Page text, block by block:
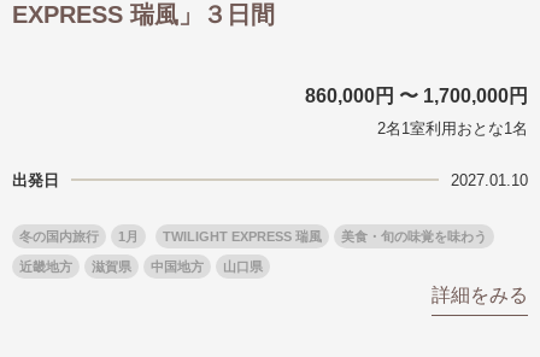
美術鑑賞
名門・名物ホテルに泊まる
リゾート
世界遺産を訪れる
1度は見てみたい遺跡
ラグジュアリーバスでめぐる
TWILIGHT EXPRESS 瑞風
観光列車
島旅
芸術鑑賞（美術、音楽）・講師同行
EXPRESS 瑞風」３日間
860,000円 〜 1,700,000円
2名1室利用おとな1名
出発日 2027.01.10
冬の国内旅行 1月 TWILIGHT EXPRESS 瑞風 美食・旬の味覚を味わう
近畿地方 滋賀県 中国地方 山口県
詳細をみる